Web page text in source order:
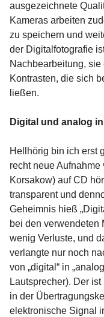
ausgezeichnete
Kameras arbeiten
zu speichern und
der Digitalfotografie
Nachbearbeitung,
Kontrasten, die sich
ließen.
Digital und analog
Hellhörig bin ich erst
recht neue Aufnahme
Korsakow) auf CD
transparent und
Geheimnis hieß
bei den verwendeten
wenig Verluste, und
verlangte nur noch
von „digital“ in
Lautsprecher). Der
in der
elektronische Signal